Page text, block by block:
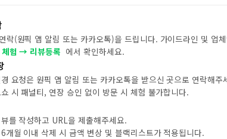
락(원픽 앱 알림 또는 카카오톡)을 드립니다. 가이드라인 및 업
험 → 리뷰등록 에서 확인하세요.
요청은 원픽 앱 알림 또는 카카오톡을 받으신 곳으로 연락해주
시 패널티, 연장 승인 없이 방문 시 체험 불가합니다.
를 작성하고 URL을 제출해주세요.
개월 이내 삭제 시 금액 변상 및 블랙리스트가 적용됩니다.